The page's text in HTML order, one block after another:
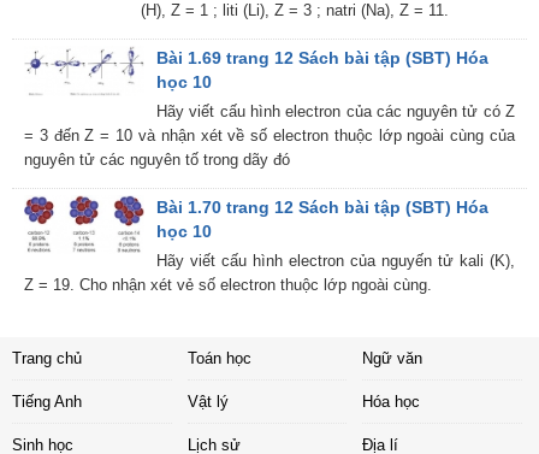
(H), Z = 1 ; liti (Li), Z = 3 ; natri (Na), Z = 11.
Bài 1.69 trang 12 Sách bài tập (SBT) Hóa
học 10
Hãy viết cấu hình electron của các nguyên tử có Z
= 3 đến Z = 10 và nhận xét về số electron thuộc lớp ngoài cùng của
nguyên tử các nguyên tố trong dãy đó
Bài 1.70 trang 12 Sách bài tập (SBT) Hóa
học 10
Hãy viết cấu hình electron của nguyến tử kali (K),
Z = 19. Cho nhận xét vẻ số electron thuộc lớp ngoài cùng.
Trang chủ Toán học Ngữ văn
Tiếng Anh Vật lý Hóa học
Sinh học Lịch sử Địa lí